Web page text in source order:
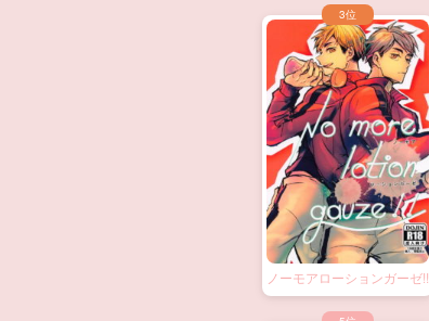
ノーモアローションガーゼ!!